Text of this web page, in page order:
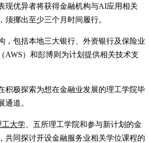
现优异者将获得金融机构与AI应用相关
须挪出至少三个月时间履行。
，包括本地三大银行、外资银行及保险业
AWS）和彭博则为计划提供相关技术支
积极探索为想在金融业发展的理工学院毕
通道。
工大学、五所理工学院和参与新计划的金
共同探讨开设金融服务业相关学位课程的